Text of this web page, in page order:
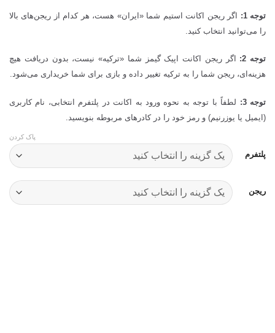
توجه 1:
اگر ریجن اکانت استیم شما «ایران» هست، هر کدام از ریجن‌های بالا
را می‌توانید انتخاب کنید.
توجه 2:
اگر ریجن اکانت اپیک گیمز شما «ترکیه» نیست، بدون دریافت هیچ
هزینه‌ای، ریجن شما را به ترکیه تغییر داده و بازی برای شما خریداری می‌شود.
توجه 3:
لطفاً با توجه به نحوه ورود به اکانت در پلتفرم انتخابی، نام کاربری
(ایمیل یا یوزرنیم) و رمز خود را در کادرهای مربوطه بنویسید.
پلتفرم
ریجن
پاک کردن